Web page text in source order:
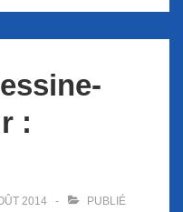
:
2014
PUBLIÉ